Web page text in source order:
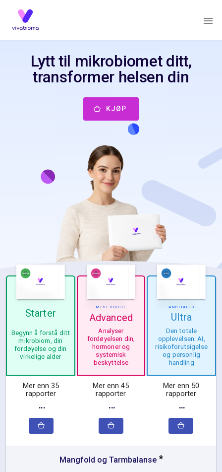
Lytt til mikrobiomet ditt,
transformer helsen din
KJØP
Starter
Begynn å forstå ditt
mikrobiom, din
fordøyelse og din
virkelige alder
MEST SOLGTE
Advanced
Analyser
fordøyelsen din,
hormoner og
systemisk
beskyttelse
ANBEFALES
Ultra
Den totale
opplevelsen: AI,
risikoforutsigelse
og personlig
handling
Mer enn 35
rapporter
···
Mer enn 45
rapporter
···
Mer enn 50
rapporter
···
Mangfold og Tarmbalanse *